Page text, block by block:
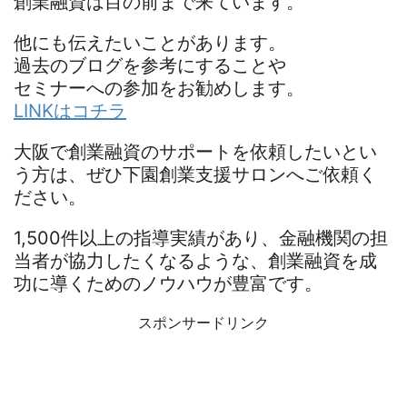
他にも伝えたいことがあります。
過去のブログを参考にすることや
セミナーへの参加をお勧めします。
LINKはコチラ
大阪で創業融資のサポートを依頼したいとい
う方は、ぜひ下園創業支援サロンへご依頼く
ださい。
1,500件以上の指導実績があり、金融機関の担
当者が協力したくなるような、創業融資を成
功に導くためのノウハウが豊富です。
スポンサードリンク